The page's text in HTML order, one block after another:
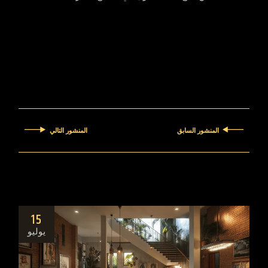
المنشور السابق المنشور التالي
15
يوليو